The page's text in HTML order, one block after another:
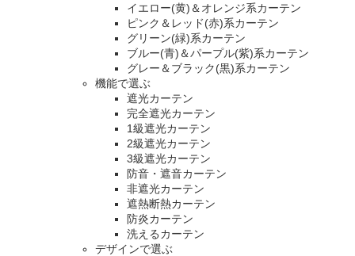
イエロー(黄)＆オレンジ系カーテン
ピンク＆レッド(赤)系カーテン
グリーン(緑)系カーテン
ブルー(青)＆パープル(紫)系カーテン
グレー＆ブラック(黒)系カーテン
機能で選ぶ
遮光カーテン
完全遮光カーテン
1級遮光カーテン
2級遮光カーテン
3級遮光カーテン
防音・遮音カーテン
非遮光カーテン
遮熱断熱カーテン
防炎カーテン
洗えるカーテン
デザインで選ぶ